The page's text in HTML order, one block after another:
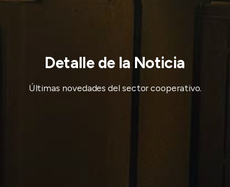
Detalle de la Noticia
Últimas novedades del sector cooperativo.